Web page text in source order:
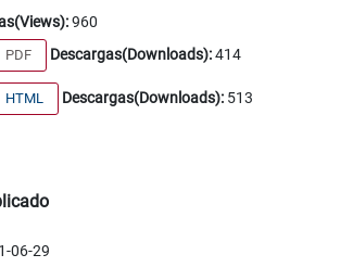
960
PDF Descargas(Downloads):414
HTML Descargas(Downloads):513
06-29